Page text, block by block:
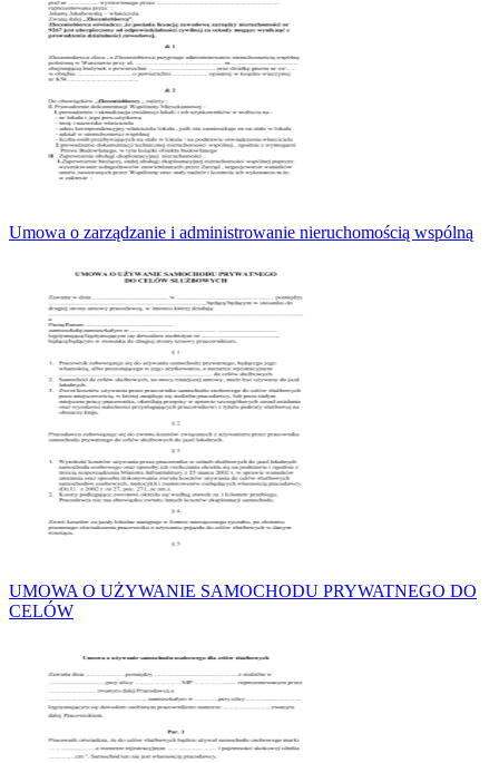
Umowa o zarządzanie i administrowanie nieruchomością wspólną
UMOWA O UŻYWANIE SAMOCHODU PRYWATNEGO DO
CELÓW